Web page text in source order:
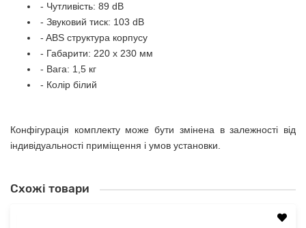
- Чутливість: 89 dB
- Звуковий тиск: 103 dB
- ABS структура корпусу
- Габарити: 220 x 230 мм
- Вага: 1,5 кг
- Колір білий
Конфігурація комплекту може бути змінена в залежності від
індивідуальності приміщення і умов установки.
Схожі товари